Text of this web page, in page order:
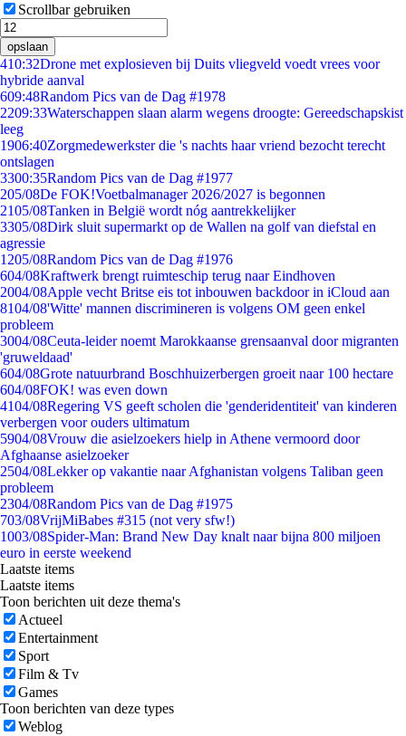
Scrollbar gebruiken
opslaan
410:32Drone met explosieven bij Duits vliegveld voedt vrees voor
hybride aanval
609:48Random Pics van de Dag #1978
2209:33Waterschappen slaan alarm wegens droogte: Gereedschapskist
leeg
1906:40Zorgmedewerkster die 's nachts haar vriend bezocht terecht
ontslagen
3300:35Random Pics van de Dag #1977
205/08De FOK!Voetbalmanager 2026/2027 is begonnen
2105/08Tanken in België wordt nóg aantrekkelijker
3305/08Dirk sluit supermarkt op de Wallen na golf van diefstal en
agressie
1205/08Random Pics van de Dag #1976
604/08Kraftwerk brengt ruimteschip terug naar Eindhoven
2004/08Apple vecht Britse eis tot inbouwen backdoor in iCloud aan
8104/08'Witte' mannen discrimineren is volgens OM geen enkel
probleem
3004/08Ceuta-leider noemt Marokkaanse grensaanval door migranten
'gruweldaad'
604/08Grote natuurbrand Boschhuizerbergen groeit naar 100 hectare
604/08FOK! was even down
4104/08Regering VS geeft scholen die 'genderidentiteit' van kinderen
verbergen voor ouders ultimatum
5904/08Vrouw die asielzoekers hielp in Athene vermoord door
Afghaanse asielzoeker
2504/08Lekker op vakantie naar Afghanistan volgens Taliban geen
probleem
2304/08Random Pics van de Dag #1975
703/08VrijMiBabes #315 (not very sfw!)
1003/08Spider-Man: Brand New Day knalt naar bijna 800 miljoen
euro in eerste weekend
Laatste items
Laatste items
Toon berichten uit deze thema's
Actueel
Entertainment
Sport
Film & Tv
Games
Toon berichten van deze types
Weblog